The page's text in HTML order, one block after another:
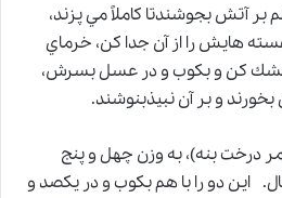
بر آتش بجوشندتا كاملاً مي پزند،
هايش را از آن جدا كن، خرماي
خشك كن و بكوب و در عسل بسرش،
بخورند و بر آن نبيذبنوشند.
درخت بنه)، به وزن چهل و پنج
اين دو را با هم بكوبودر يكصد و